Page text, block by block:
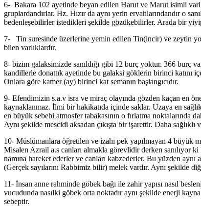
6- Bakara 102 ayetinde beyan edilen Harut ve Marut isimli
gruplardandırlar. Hz. Hızır da aynı yerin ervahlarındandır o
bedenleşebilirler istedikleri şekilde gözükebilirler. Arada bir
7- Tin suresinde üzerlerine yemin edilen Tin(incir) ve zeytin
bilen varlıklardır.
8- bizim galaksimizde sanıldığı gibi 12 burç yoktur. 366 burç
kandillerle donattık ayetinde bu galaksi göklerin birinci katını
Onlara göre kamer (ay) birinci kat semanın başlangıcıdır.
9- Efendimizin s.a.v isra ve miraç olayında gözden kaçan en
kaynaklanmaz. İlmi bir hakikatıda içinde saklar. Uzaya en
en büyük sebebi atmosfer tabakasının o fırlatma
Aynı şekilde mescidi aksadan çıkışta bir işarettir. Daha sağlıklı
10- Müslümanlara öğretilen ve izahı pek yapılmayan 4 büyük
Misalen Azrail a.s canları almakla görevlidir derken sanılıyor
namına hareket ederler ve canları kabzederler. Bu yüzden
(Gerçek sayılarını Rabbimiz bilir) melek vardır. Aynı şekilde
11- İnsan anne rahminde göbek bağı ile zahir yapısı nasıl
vucudunda nasılki göbek orta noktadır aynı şekilde enerji
sebeptir.